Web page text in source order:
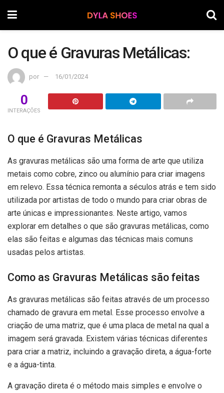
O que é Gravuras Metálicas:
por 16/01/2024
0
INTERAÇÕES
O que é Gravuras Metálicas
As gravuras metálicas são uma forma de arte que utiliza
metais como cobre, zinco ou alumínio para criar imagens
em relevo. Essa técnica remonta a séculos atrás e tem sido
utilizada por artistas de todo o mundo para criar obras de
arte únicas e impressionantes. Neste artigo, vamos
explorar em detalhes o que são gravuras metálicas, como
elas são feitas e algumas das técnicas mais comuns
usadas pelos artistas.
Como as Gravuras Metálicas são feitas
As gravuras metálicas são feitas através de um processo
chamado de gravura em metal. Esse processo envolve a
criação de uma matriz, que é uma placa de metal na qual a
imagem será gravada. Existem várias técnicas diferentes
para criar a matriz, incluindo a gravação direta, a água-forte
e a água-tinta.
A gravação direta é o método mais simples e envolve o